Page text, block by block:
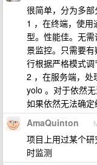
很简单，分为多部
1 ，在终端，使用
型。性能佳。无
景监控。只需要
行根据严格模式调
2 ，在服务端，处
yolo 。对于依然
如果依然无法确定
AmaQuinton
项目上用过某个
时监测